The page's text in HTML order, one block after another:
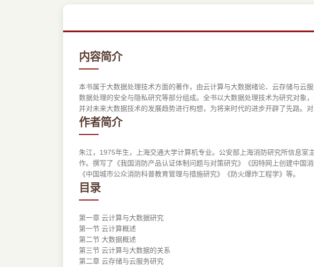
内容简介
本书属于大数据处理技术方面的著作，由云计算与大数据绪论、云存储与云
数据处理的安全与隐私研究等部分组成。全书以大数据处理技术为研究对象
并对未来大数据技术的发展趋势进行构想，为将来时代的进步开辟了先路。
作者简介
朱江，1975年生，上海交通大学计算机专业。公安部上海消防研究所信息
作。撰写了《我国消防产品认证体制问题与对策研究》《因特网上创建中国
《中国城市公众消防科普教育管理与措施研究》《防火爆炸工程学》等。
目录
第一章 云计算与大数据研究
第一节 云计算概述
第二节 大数据概述
第三节 云计算与大数据的关系
第二章 云存储与云服务研究